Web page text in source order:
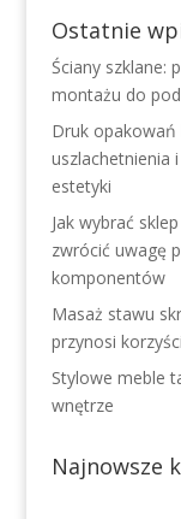
Ostatnie
Ściany szklane:
montażu do
Druk opakowań
uszlachetnienia
estetyki
Jak wybrać
zwrócić uwagę
komponentów
Masaż stawu
przynosi
Stylowe meble
wnętrze
Najnowsze